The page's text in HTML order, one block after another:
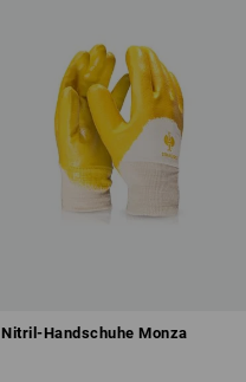
Nitril-Handschuhe Monza